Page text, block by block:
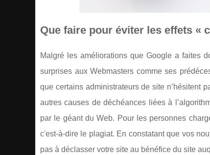
Que faire pour éviter les effets «
Malgré les améliorations que Google a faites
surprises aux Webmasters comme ses
que certains administrateurs de site n’hésitent
autres causes de déchéances liées à
par le géant du Web. Pour les personnes
c'est-à-dire le plagiat. En constatant que vos
pas à déclasser votre site au bénéfice du site